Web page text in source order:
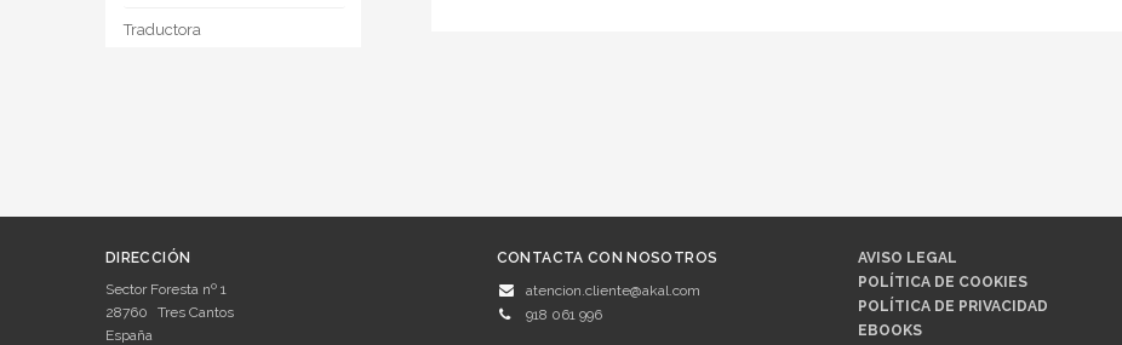
Traductora
DIRECCIÓN
Sector Foresta nº 1
28760
Tres Cantos
España
CONTACTA CON NOSOTROS
atencion.cliente@akal.com
918 061 996
AVISO LEGAL
POLÍTICA DE COOKIES
POLÍTICA DE PRIVACIDAD
EBOOKS